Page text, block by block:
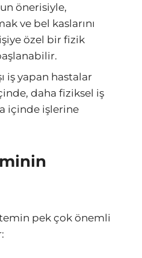
önerisiyle,
ve bel kaslarını
özel bir fizik
iş yapan hastalar
daha fiziksel iş
içinde işlerine
pek çok önemli